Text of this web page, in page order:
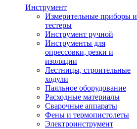
Инструмент
Измерительные приборы и
тестеры
Инструмент ручной
Инструменты для
опрессовки, резки и
изоляции
Лестницы, строительные
ходули
Паяльное оборудование
Расходные материалы
Сварочные аппараты
Фены и термопистолеты
Электроинструмент